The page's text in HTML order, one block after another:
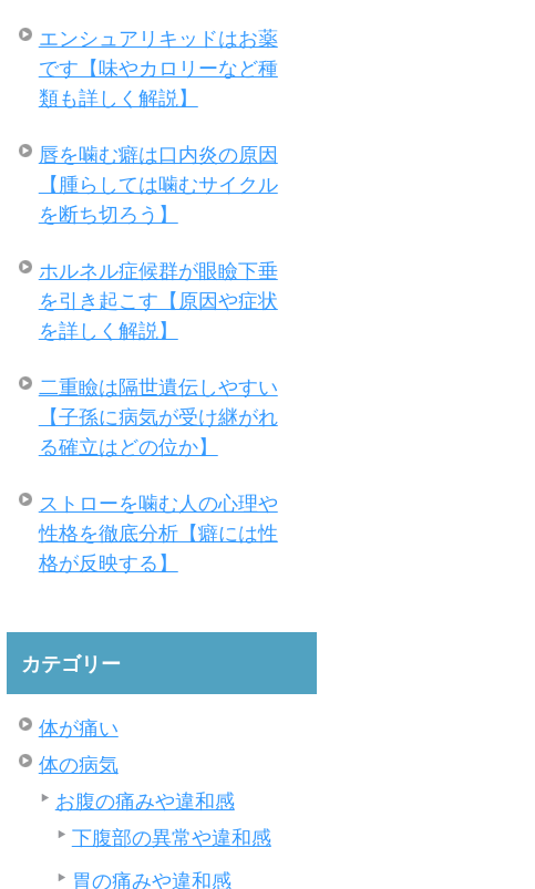
エンシュアリキッドはお薬
です【味やカロリーなど種
類も詳しく解説】
唇を噛む癖は口内炎の原因
【腫らしては噛むサイクル
を断ち切ろう】
ホルネル症候群が眼瞼下垂
を引き起こす【原因や症状
を詳しく解説】
二重瞼は隔世遺伝しやすい
【子孫に病気が受け継がれ
る確立はどの位か】
ストローを噛む人の心理や
性格を徹底分析【癖には性
格が反映する】
カテゴリー
体が痛い
体の病気
お腹の痛みや違和感
下腹部の異常や違和感
胃の痛みや違和感